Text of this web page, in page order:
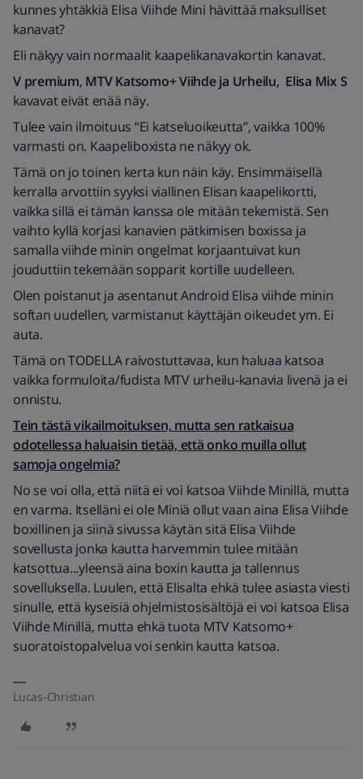
kunnes yhtäkkiä Elisa Viihde Mini hävittää maksulliset
kanavat?
Eli näkyy vain normaalit kaapelikanavakortin kanavat.
V premium, MTV Katsomo+ Viihde ja Urheilu, Elisa Mix S
kavavat eivät enää näy.
Tulee vain ilmoituus “Ei katseluoikeutta”, vaikka 100%
varmasti on. Kaapeliboxista ne näkyy ok.
Tämä on jo toinen kerta kun näin käy. Ensimmäisellä
kerralla arvottiin syyksi viallinen Elisan kaapelikortti,
vaikka sillä ei tämän kanssa ole mitään tekemistä. Sen
vaihto kyllä korjasi kanavien pätkimisen boxissa ja
samalla viihde minin ongelmat korjaantuivat kun
jouduttiin tekemään sopparit kortille uudelleen.
Olen poistanut ja asentanut Android Elisa viihde minin
softan uudellen, varmistanut käyttäjän oikeudet ym. Ei
auta.
Tämä on TODELLA raivostuttavaa, kun haluaa katsoa
vaikka formuloita/fudista MTV urheilu-kanavia livenä ja ei
onnistu.
Tein tästä vikailmoituksen, mutta sen ratkaisua
odotellessa haluaisin tietää, että onko muilla ollut
samoja ongelmia?
No se voi olla, että niitä ei voi katsoa Viihde Minillä, mutta
en varma. Itselläni ei ole Miniä ollut vaan aina Elisa Viihde
boxillinen ja siinä sivussa käytän sitä Elisa Viihde
sovellusta jonka kautta harvemmin tulee mitään
katsottua...yleensä aina boxin kautta ja tallennus
sovelluksella. Luulen, että Elisalta ehkä tulee asiasta viesti
sinulle, että kyseisiä ohjelmistosisältöjä ei voi katsoa Elisa
Viihde Minillä, mutta ehkä tuota MTV Katsomo+
suoratoistopalvelua voi senkin kautta katsoa.
Lucas-Christian